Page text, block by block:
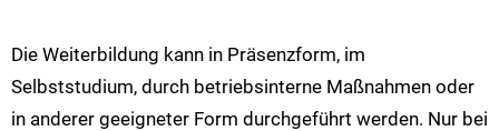
Die Weiterbildung kann in Präsenzform, im
Selbststudium, durch betriebsinterne Maßnahmen oder
in anderer geeigneter Form durchgeführt werden. Nur bei